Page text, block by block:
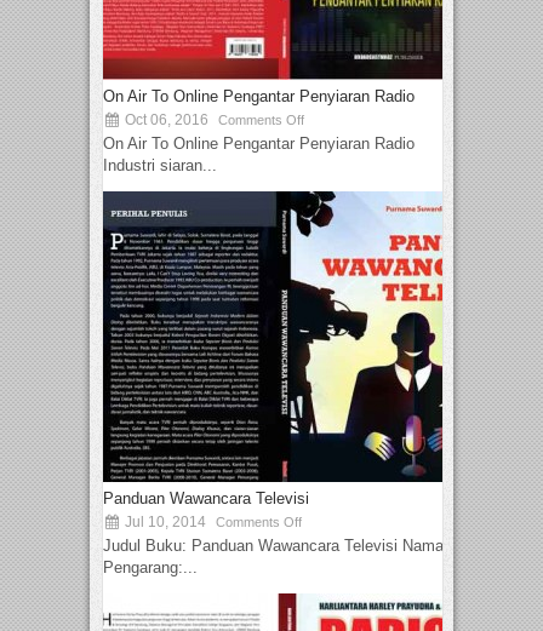
On Air To Online Pengantar Penyiaran Radio
Oct 06, 2016 Comments Off
On Air To Online Pengantar Penyiaran Radio
Industri siaran...
Panduan Wawancara Televisi
Jul 10, 2014 Comments Off
Judul Buku: Panduan Wawancara Televisi Nama
Pengarang:...